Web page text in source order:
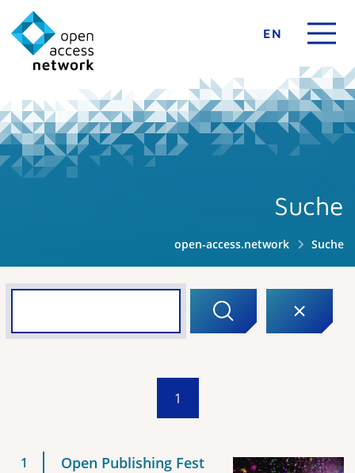
EN
Suche
open-access.network Suche
1
Open Publishing Fest